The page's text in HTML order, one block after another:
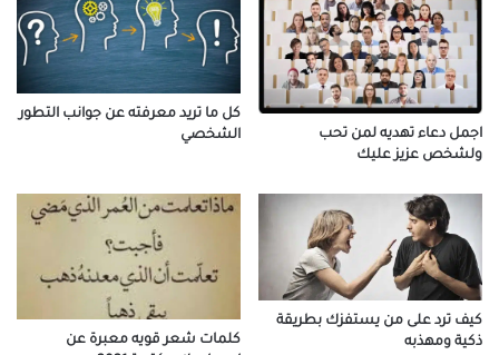
اجمل دعاء تهديه لمن تحب
ولشخص عزيز عليك
كل ما تريد معرفته عن جوانب التطور
الشخصي
كيف ترد على من يستفزك بطريقة
ذكية ومهذبه
كلمات شعر قويه معبرة عن